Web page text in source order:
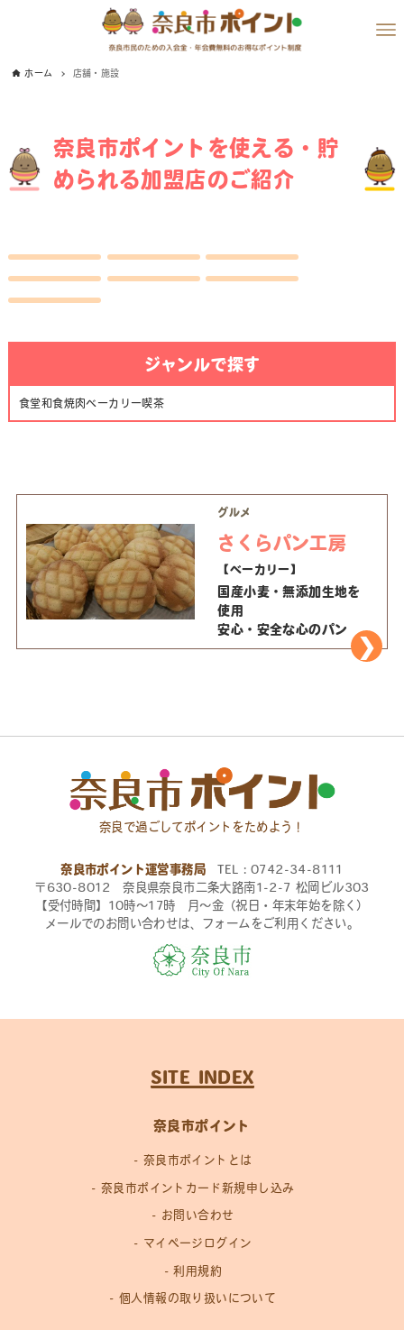
ホーム 店舗・施設
奈良市ポイントを使える・貯
められる加盟店のご紹介
ジャンルで探す
食堂和食焼肉ベーカリー喫茶
グルメ
さくらパン工房
【ベーカリー】
国産小麦・無添加生地を
使用
安心・安全な心のパン
奈良で過ごしてポイントをためよう！
奈良市ポイント運営事務局 TEL：0742-34-8111
〒630-8012 奈良県奈良市二条大路南1-2-7 松岡ビル303
【受付時間】10時〜17時 月〜金（祝日・年末年始を除く）
メールでのお問い合わせは、フォームをご利用ください。
SITE INDEX
奈良市ポイント
奈良市ポイントとは
奈良市ポイントカード新規申し込み
お問い合わせ
マイページログイン
利用規約
個人情報の取り扱いについて